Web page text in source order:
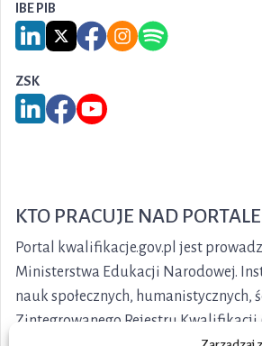
IBE PIB
Link do serwisu LinkedIn IBE PIB
Link do serwisu X IBE PIB
Link do Facebook IBE PIB
Link do Instagram
Link do Spotify
ZSK
Link do serwisu LinkedIn ZSK
Link do Facebook ZSK
Link do YouTube ZSK
KTO PRACUJE NAD
Portal kwalifikacje.gov.pl jest
Ministerstwa Edukacji Narodowej.
nauk społecznych,
Zintegrowanego Rejestru Kwalifikacji